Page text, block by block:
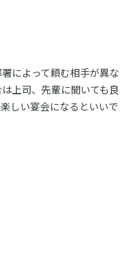
によって頼む相手が異な
上司、先輩に聞いても良
しい宴会になるといいで